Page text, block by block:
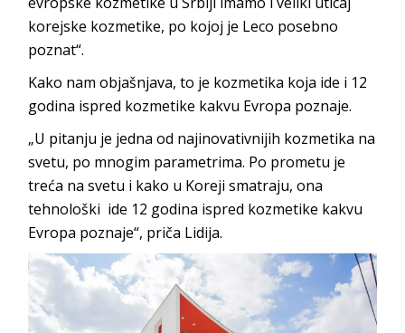
korejske kozmetike, po kojoj je Leco posebno
poznat“.
Kako nam objašnjava, to je kozmetika koja ide i 12
godina ispred kozmetike kakvu Evropa poznaje.
„U pitanju je jedna od najinovativnijih kozmetika na
svetu, po mnogim parametrima. Po prometu je
treća na svetu i kako u Koreji smatraju, ona
tehnološki ide 12 godina ispred kozmetike kakvu
Evropa poznaje“, priča Lidija.